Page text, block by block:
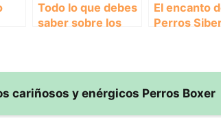
Todo lo que debes
saber sobre los
El encanto
Perros
cariñosos y enérgicos Perros Boxer